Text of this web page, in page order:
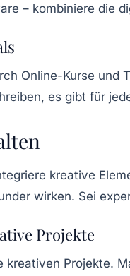
– kombiniere die
Online-Kurse
es gibt für
kreative
wirken. Sei
Projekte
kreativen Projekte.